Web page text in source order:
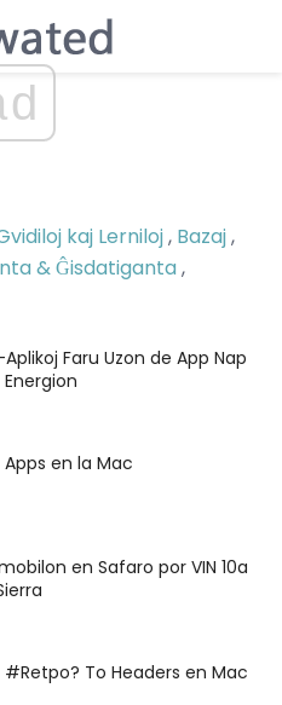
kaj Lerniloj, Bazaj,
& Ĝisdatiganta,
Faru Uzon de App Nap
Apps en la Mac
en Safaro por VIN 10a
#Retpo? To Headers en Mac